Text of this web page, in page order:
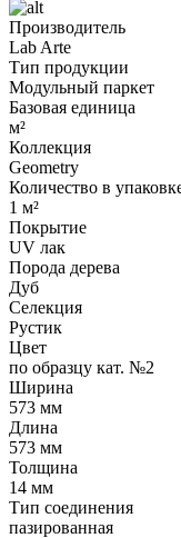
Производитель
Lab Arte
Тип продукции
Модульный паркет
Базовая единица
м²
Коллекция
Geometry
Количество в
1 м²
Покрытие
UV лак
Порода дерева
Дуб
Селекция
Рустик
Цвет
по образцу кат. №2
Ширина
573 мм
Длина
573 мм
Толщина
14 мм
Тип соединения
пазированная